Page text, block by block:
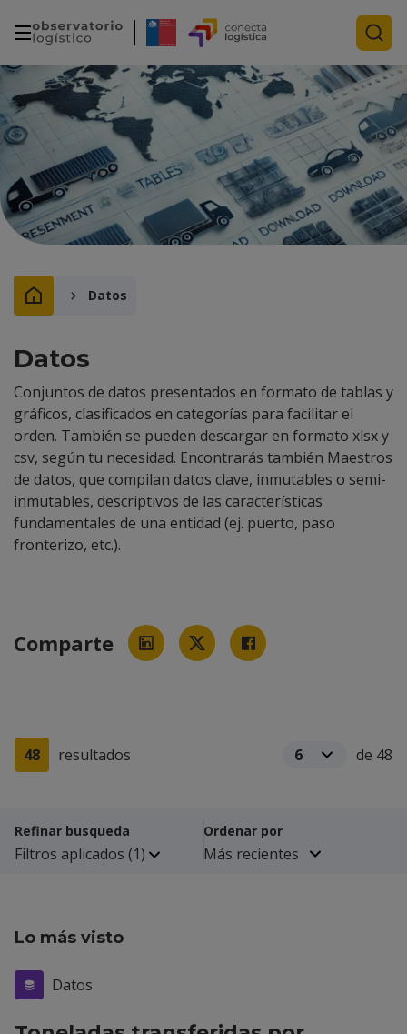
Datos
Datos
Conjuntos de datos presentados en formato de tablas y
gráficos, clasificados en categorías para facilitar el
orden. También se pueden descargar en formato xlsx y
csv, según tu necesidad. Encontrarás también Maestros
de datos, que compilan datos clave, inmutables o semi-
inmutables, descriptivos de las características
fundamentales de una entidad (ej. puerto, paso
fronterizo, etc.).
Comparte
48 resultados de 48
Refinar busqueda
Filtros aplicados (1)
Ordenar por
Lo más visto
Datos